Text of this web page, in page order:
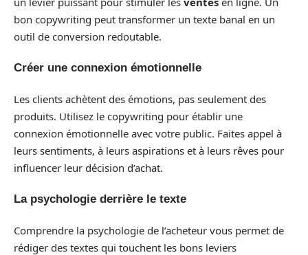
bon copywriting peut transformer un texte banal en un
outil de conversion redoutable.
Créer une connexion émotionnelle
Les clients achètent des émotions, pas seulement des
produits. Utilisez le copywriting pour établir une
connexion émotionnelle avec votre public. Faites appel à
leurs sentiments, à leurs aspirations et à leurs rêves pour
influencer leur décision d’achat.
La psychologie derrière le texte
Comprendre la psychologie de l’acheteur vous permet de
rédiger des textes qui touchent les bons leviers